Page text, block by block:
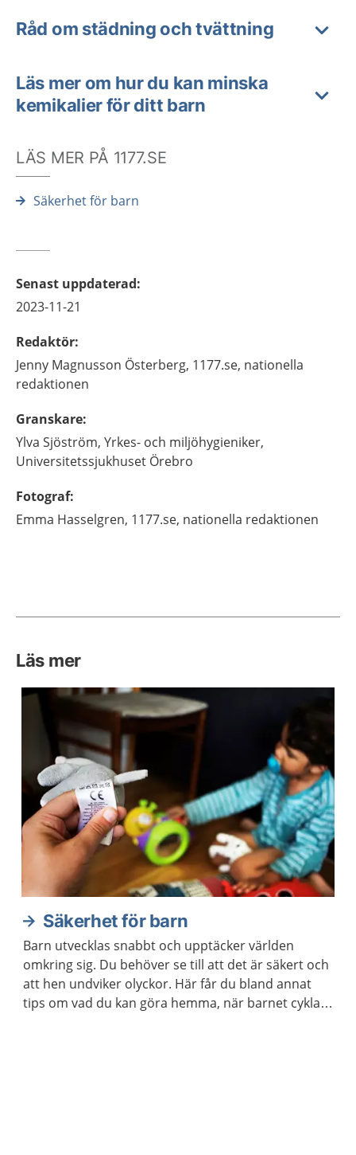
Råd om städning och tvättning
Läs mer om hur du kan minska
kemikalier för ditt barn
LÄS MER PÅ 1177.SE
Säkerhet för barn
Senast uppdaterad:
2023-11-21
Redaktör:
Jenny Magnusson Österberg, 1177.se, nationella
redaktionen
Granskare:
Ylva Sjöström, Yrkes- och miljöhygieniker,
Universitetssjukhuset Örebro
Fotograf:
Emma Hasselgren, 1177.se, nationella redaktionen
Läs mer
Säkerhet för barn
Barn utvecklas snabbt och upptäcker världen
omkring sig. Du behöver se till att det är säkert och
att hen undviker olyckor. Här får du bland annat
tips om vad du kan göra hemma, när barnet cyklar